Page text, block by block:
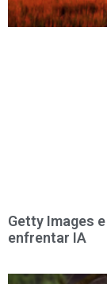
Getty Images
enfrentar IA